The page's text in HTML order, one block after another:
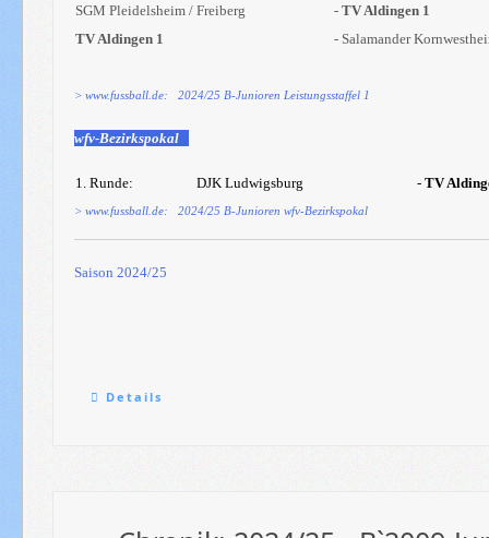
SGM Pleidelsheim / Freiberg
-TV Aldingen 1
TV Aldingen 1
- Salamander
> www.fussball.de: 2024/25 B-Junioren Leistungsstaffel 1
wfv-Bezirkspokal
1. Runde: DJK Ludwigsburg -TV
> www.fussball.de: 2024/25 B-Junioren wfv-Bezirkspokal
Saison 2024/25
Details